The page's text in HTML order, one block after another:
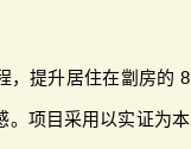
，提升居住在劏房的 8
。项目采用以实证为本